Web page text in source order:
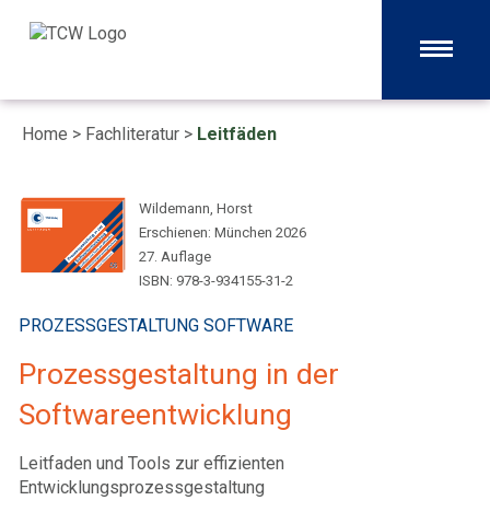
Home > Fachliteratur > Leitfäden
Wildemann, Horst
Erschienen: München 2026
27. Auflage
ISBN: 978-3-934155-31-2
PROZESSGESTALTUNG SOFTWARE
Prozessgestaltung in der
Softwareentwicklung
Leitfaden und Tools zur effizienten
Entwicklungsprozessgestaltung